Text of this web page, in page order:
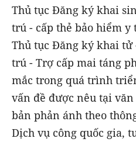
Thủ tục Đăng ký khai
trú - cấp thẻ bảo hiểm
Thủ tục Đăng ký khai tử
trú - Trợ cấp mai táng
mắc trong quá trình
vấn đề được nêu tại văn
bản phản ánh theo
Dịch vụ công quốc gia,